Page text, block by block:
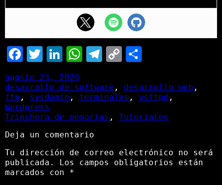
Facebook
Twitter
LinkedIn
WhatsApp
Telegram
Copy
agosto 23, 2020
desarrollo de software , desarrollo web
ftp , sysdamin , terminales , vsftpd
Wordpress
Trinchera de memorias , Tutoriales
Deja un comentario
Tu dirección de correo electrónico no será
publicada.
Los campos obligatorios están
marcados con *